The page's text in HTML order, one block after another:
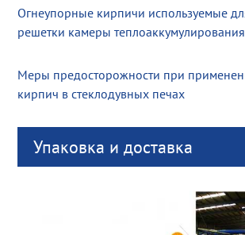
Огнеупорные кирпичи используемые
решетки камеры теплоаккумулирования
Меры предосторожности при
кирпич в стеклодувных печах
Упаковка и доставка